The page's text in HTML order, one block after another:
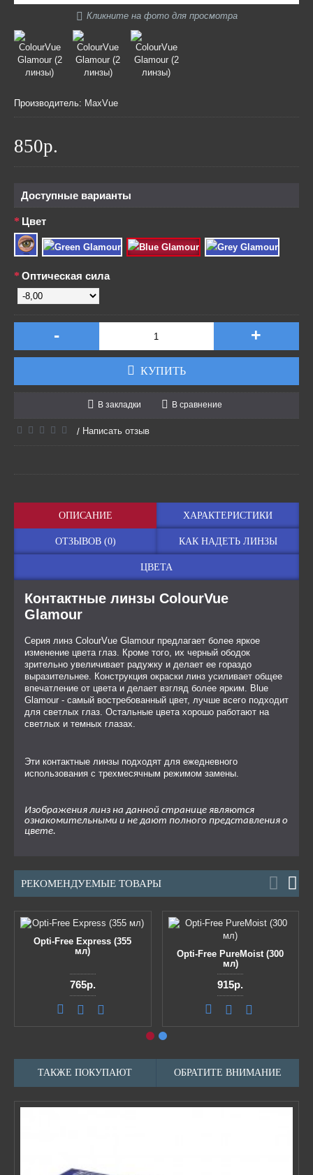
Кликните на фото для просмотра
Производитель: MaxVue
850р.
Доступные варианты
Цвет
Оптическая сила
- +
КУПИТЬ
В закладки В сравнение
/ Написать отзыв
ОПИСАНИЕ ХАРАКТЕРИСТИКИ
ОТЗЫВОВ (0) КАК НАДЕТЬ ЛИНЗЫ
ЦВЕТА
Контактные линзы ColourVue
Glamour
Серия линз ColourVue Glamour предлагает более яркое
изменение цвета глаз. Кроме того, их черный ободок
зрительно увеличивает радужку и делает ее гораздо
выразительнее. Конструкция окраски линз усиливает общее
впечатление от цвета и делает взгляд более ярким. Blue
Glamour - самый востребованный цвет, лучше всего подходит
для светлых глаз. Остальные цвета хорошо работают на
светлых и темных глазах.
Эти контактные линзы подходят для ежедневного
использования с трехмесячным режимом замены.
Изображения линз на данной странице являются
ознакомительными и не дают полного представления о
цвете.
РЕКОМЕНДУЕМЫЕ ТОВАРЫ
Opti-Free Express (355
мл)
765р.
Opti-Free PureMoist (300
мл)
915р.
ТАКЖЕ ПОКУПАЮТ ОБРАТИТЕ ВНИМАНИЕ